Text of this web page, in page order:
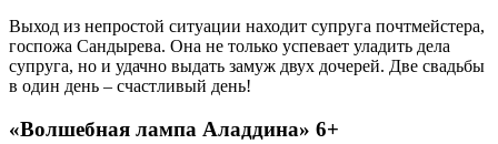
Выход из непростой ситуации находит супруга почтмейстера,
госпожа Сандырева. Она не только успевает уладить дела
супруга, но и удачно выдать замуж двух дочерей. Две свадьбы
в один день – счастливый день!
«Волшебная лампа Аладдина» 6+